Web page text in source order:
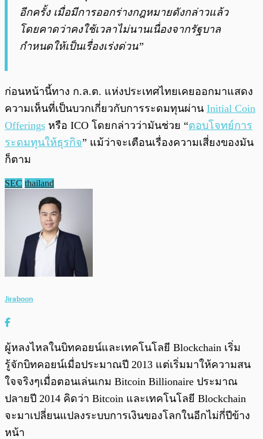
อีกครั้ง เมื่อมีการออกร่างกฎหมายดังกล่าวแล้ว
โดยคาดว่าคงใช้เวลาไม่นานเนื่องจากรัฐบาล
กำหนดให้เป็นเรื่องเร่งด่วน”
ก่อนหน้านี้ทาง ก.ล.ต. แห่งประเทศไทยเคยออกมาแสดง
ความเห็นที่เป็นบวกเกี่ยวกับการระดมทุนผ่าน Initial Coin
Offerings หรือ ICO โดยกล่าวว่ามันช่วย “ตอบโจทย์การ
ระดมทุนให้ธุรกิจ” แม้ว่าจะเตือนเรื่องความเสี่ยงของมัน
ก็ตาม
SEC thailand
Jiraboon
ผู้หลงไหลในบิทคอยน์และเทคโนโลยี Blockchain เริ่ม
รู้จักบิทคอยน์เมื่อประมาณปี 2013 แต่เริ่มมาให้ความสน
ใจจริงๆเมื่อตอนเล่นเกม Bitcoin Billionaire ประมาณ
ปลายปี 2014 คิดว่า Bitcoin และเทคโนโลยี Blockchain
จะมาเปลี่ยนแปลงระบบการเงินของโลกในอีกไม่กี่ปีข้าง
หน้า